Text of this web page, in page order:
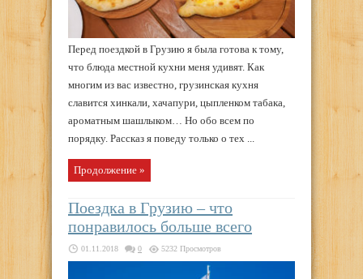
Перед поездкой в Грузию я была готова к тому,
что блюда местной кухни меня удивят. Как
многим из вас известно, грузинская кухня
славится хинкали, хачапури, цыпленком табака,
ароматным шашлыком… Но обо всем по
порядку. Рассказ я поведу только о тех ...
Продолжение »
Поездка в Грузию – что
понравилось больше всего
01.11.2018 0 5232 Просмотров